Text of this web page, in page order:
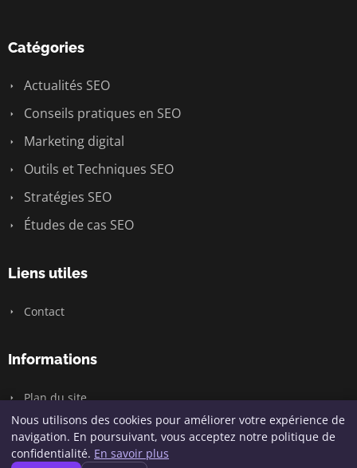
Catégories
Actualités SEO
Conseils pratiques en SEO
Marketing digital
Outils et Techniques SEO
Stratégies SEO
Études de cas SEO
Liens utiles
Contact
Informations
Plan du site
© 2026 Hofy Digital. Tous droits réservés.
Nous utilisons des cookies pour améliorer votre expérience de
navigation. En poursuivant, vous acceptez notre politique de
confidentialité. En savoir plus